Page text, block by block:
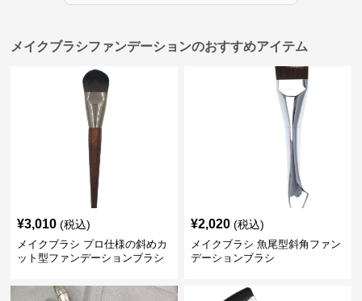
メイクブラシファンデーションのおすすめアイテム
¥3,010 (税込)
メイクブラシ プロ仕様の斜めカ
ット型ファンデーションブラシ
¥2,020 (税込)
メイクブラシ 魚尾型斜角ファン
デーションブラシ